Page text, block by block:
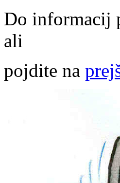
Do informacij
ali
pojdite na